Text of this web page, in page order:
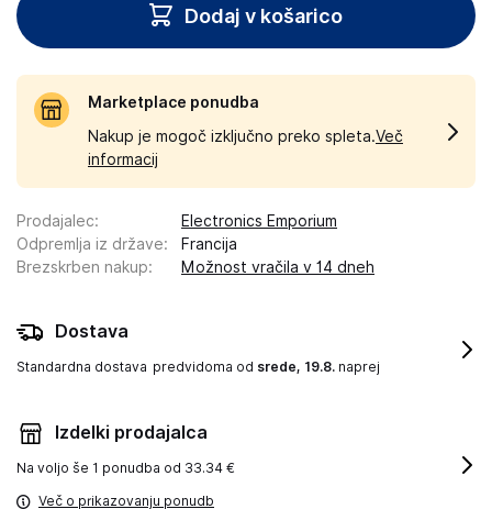
Dodaj v košarico
Marketplace ponudba
Nakup je mogoč izključno preko spleta.Več
informacij
Prodajalec:
Electronics Emporium
Odpremlja iz države:
Francija
Brezskrben nakup: Možnost vračila v 14 dneh
Dostava
Standardna dostava predvidoma od srede, 19.8. naprej
Izdelki prodajalca
Na voljo še 1 ponudba od 33.34 €
Več o prikazovanju ponudb